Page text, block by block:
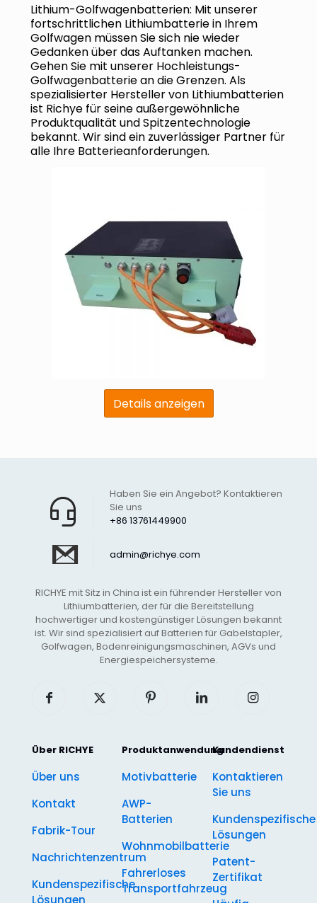
Lithium-Golfwagenbatterien: Mit unserer
fortschrittlichen Lithiumbatterie in Ihrem
Golfwagen müssen Sie sich nie wieder
Gedanken über das Auftanken machen.
Gehen Sie mit unserer Hochleistungs-
Golfwagenbatterie an die Grenzen. Als
spezialisierter Hersteller von Lithiumbatterien
ist Richye für seine außergewöhnliche
Produktqualität und Spitzentechnologie
bekannt. Wir sind ein zuverlässiger Partner für
alle Ihre Batterieanforderungen.
Details anzeigen
+86 13761449900
Haben Sie ein Angebot? Kontaktieren
Sie uns
admin@richye.com
RICHYE mit Sitz in China ist ein führender Hersteller von
Lithiumbatterien, der für die Bereitstellung
hochwertiger und kostengünstiger Lösungen bekannt
ist. Wir sind spezialisiert auf Batterien für Gabelstapler,
Golfwagen, Bodenreinigungsmaschinen, AGVs und
Energiespeichersysteme.
Über RICHYE
Über uns
Kontakt
Fabrik-Tour
Nachrichtenzentrum
Kundenspezifische
Lösungen
Produktanwendung
Motivbatterie
AWP-
Batterien
Wohnmobilbatterie
Fahrerloses
Transportfahrzeug
Kundendienst
Kontaktieren
Sie uns
Kundenspezifische
Lösungen
Patent-
Zertifikat